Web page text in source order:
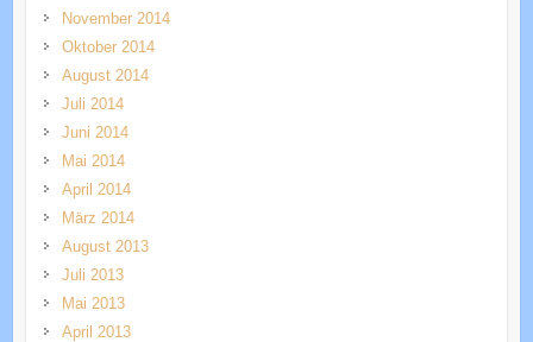
November 2014
Oktober 2014
August 2014
Juli 2014
Juni 2014
Mai 2014
April 2014
März 2014
August 2013
Juli 2013
Mai 2013
April 2013